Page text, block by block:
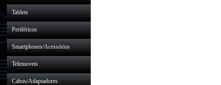
Tablets
Periféricos
Smartphones/Acessórios
Telemoveis
Cabos/Adaptadores